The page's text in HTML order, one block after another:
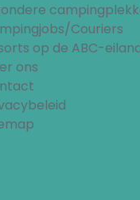
Couriers
op de ABC-
ons